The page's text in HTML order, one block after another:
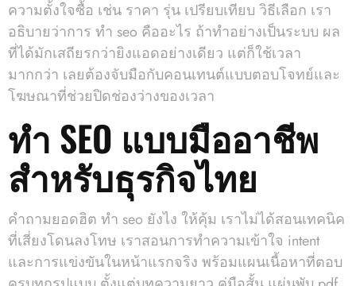
ความตั้งใจซื้อ เช่น ราคา รุ่น เปรียบเทียบ วิธีเลือก เรา
อธิบายว่าการ ทํา seo คืออะไร ถ้าทำอย่างเป็นระบบ ผล
ที่ได้มักเสถียรกว่ายิงแอดอย่างเดียว แต่ก็ใช้เวลา
มากกว่า เลยต้องจับมือกับคอนเทนต์แบบตอบโจทย์และ
โฆษณาที่ช่วยปิดช่องว่างของเวลา
ทำ SEO แบบมืออาชีพ
สำหรับธุรกิจไทย
คำถามยอดฮิต ทํา seo ยังไง ให้คุ้ม เราไม่ได้สอนเทคนิค
ที่เสี่ยงโดนลงโทษ เราสอนการทำความเข้าใจ intent
และการแข่งขันในหน้าแรกจริง พร้อมแผนเนื้อหาที่ตอบ